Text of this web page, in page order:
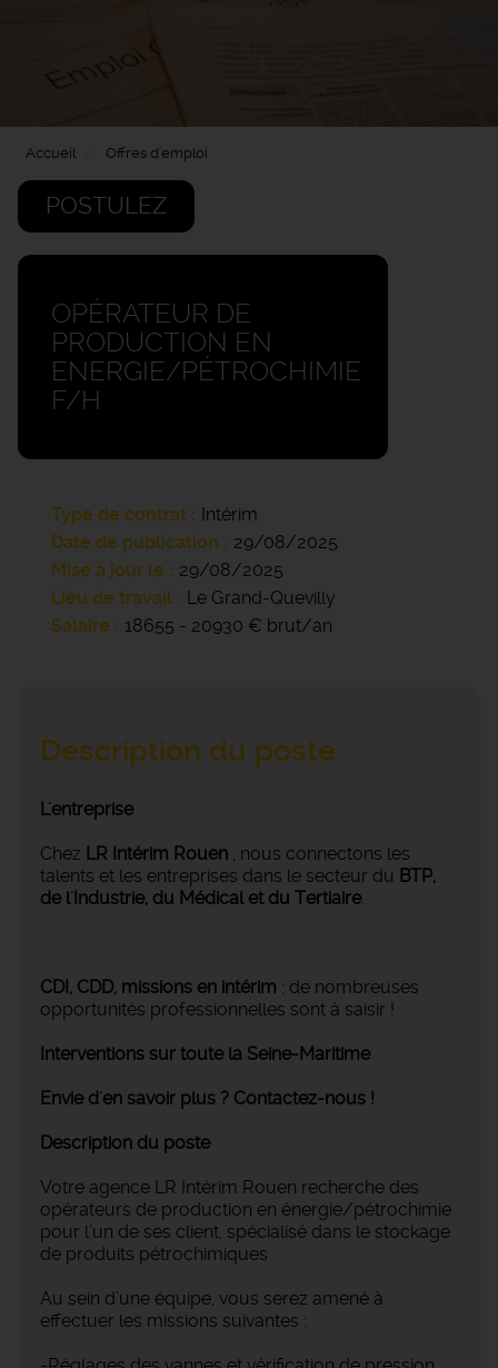
Accueil Offres d'emploi
POSTULEZ
OPÉRATEUR DE
PRODUCTION EN
ENERGIE/PÉTROCHIMIE
F/H
Type de contrat
Intérim
Date de publication
29/08/2025
Mise à jour le
29/08/2025
Lieu de travail
Le Grand-Quevilly
Salaire
18655 - 20930 € brut/an
Description du poste
L'entreprise
Chez LR Intérim Rouen , nous connectons les
talents et les entreprises dans le secteur du BTP,
de l'Industrie, du Médical et du Tertiaire.
CDI, CDD, missions en intérim : de nombreuses
opportunités professionnelles sont à saisir !
Interventions sur toute la Seine-Maritime
Envie d'en savoir plus ? Contactez-nous !
Description du poste
Votre agence LR Intérim Rouen recherche des
opérateurs de production en énergie/pétrochimie
pour l’un de ses client, spécialisé dans le stockage
de produits pétrochimiques
Au sein d’une équipe, vous serez amené à
effectuer les missions suivantes :